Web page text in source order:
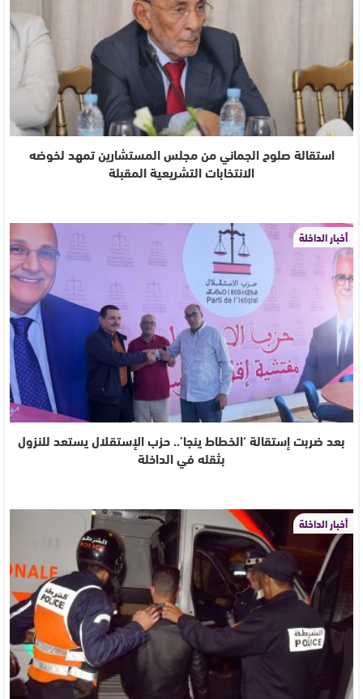
استقالة صلوح الجماني من مجلس المستشارين تمهد لخوضه
الانتخابات التشريعية المقبلة
أخبار الداخلة
بعد ضربت إستقالة ‘الخطاط ينجا’.. حزب الإستقلال يستعد للنزول
بثقله في الداخلة
أخبار الداخلة